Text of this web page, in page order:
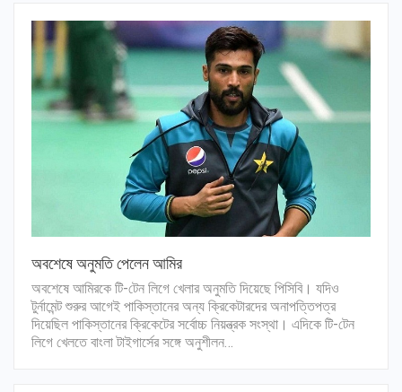
অবশেষে অনুমতি পেলেন আমির
অবশেষে আমিরকে টি-টেন লিগে খেলার অনুমতি দিয়েছে পিসিবি। যদিও
টুর্নামেন্ট শুরুর আগেই পাকিস্তানের অন্য ক্রিকেটারদের অনাপত্তিপত্র
দিয়েছিল পাকিস্তানের ক্রিকেটের সর্বোচ্চ নিয়ন্ত্রক সংস্থা। এদিকে টি-টেন
লিগে খেলতে বাংলা টাইগার্সের সঙ্গে অনুশীলন…